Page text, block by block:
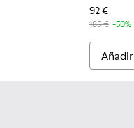
92 €
185 € -50%
Añadir